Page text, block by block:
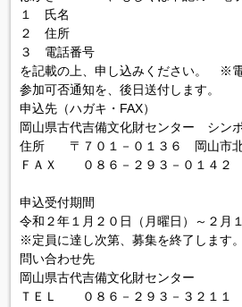
１ 氏名
２ 住所
３ 電話番号
を記載の上、申し込みください。 ※
参加可否通知を、後日送付します。
申込先（ハガキ・FAX）
岡山県古代吉備文化財センター シン
住所 〒７０１－０１３６ 岡山市北
ＦＡＸ ０８６－２９３－０１４２
申込受付期間
令和２年１月２０日（月曜日）～２月
※定員に達し次第、募集を終了します
問い合わせ先
岡山県古代吉備文化財センター
ＴＥＬ ０８６－２９３－３２１１